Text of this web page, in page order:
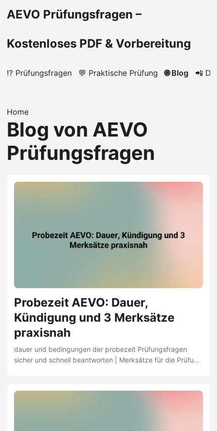
AEVO Prüfungsfragen –
Kostenloses PDF & Vorbereitung
⁉️ Prüfungsfragen 💬 Praktische Prüfung 🌐 Blog 📲
Home
Blog von AEVO
Prüfungsfragen
Probezeit AEVO: Dauer,
Kündigung und 3 Merksätze
praxisnah
dauer und bedingungen der probezeit Prüfungsfragen
sicher und schnell beantworten | Merksätze für die Prüfung